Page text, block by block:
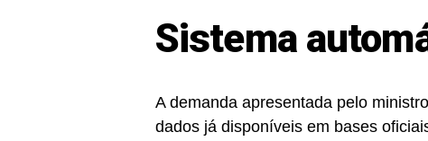
Sistema
A demanda apresentada pelo
dados já disponíveis em bases